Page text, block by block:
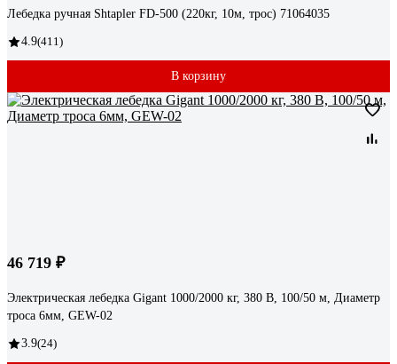
Лебедка ручная Shtapler FD-500 (220кг, 10м, трос) 71064035
4.9(411)
В корзину
46 719 ₽
Электрическая лебедка Gigant 1000/2000 кг, 380 В, 100/50 м, Диаметр
троса 6мм, GEW-02
3.9(24)